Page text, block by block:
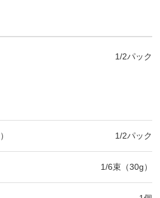
1/2パック
1/2パック
1/6束（30g）